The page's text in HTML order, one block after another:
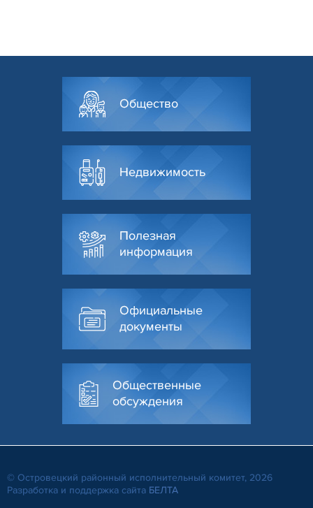
Общество
Недвижимость
Полезная
информация
Официальные
документы
Общественные
обсуждения
© Островецкий районный исполнительный комитет, 2026
Разработка и поддержка сайта БЕЛТА